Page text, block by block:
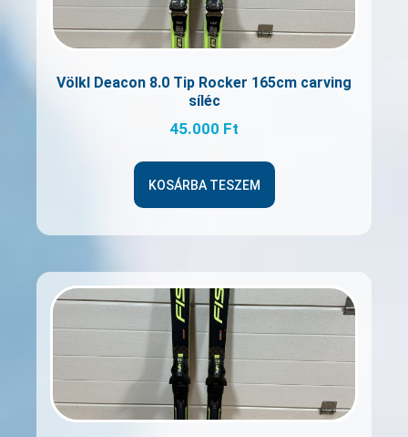
Völkl Deacon 8.0 Tip Rocker 165cm carving
síléc
45.000 Ft
KOSÁRBA TESZEM